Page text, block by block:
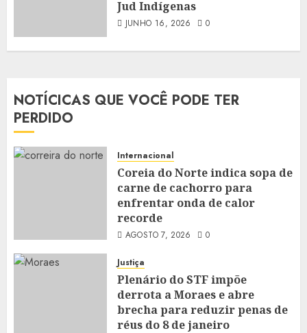
Jud Indígenas
JUNHO 16, 2026 0
NOTÍCICAS QUE VOCÊ PODE TER
PERDIDO
Internacional
Coreia do Norte indica sopa de
carne de cachorro para
enfrentar onda de calor
recorde
AGOSTO 7, 2026 0
Justiça
Plenário do STF impõe
derrota a Moraes e abre
brecha para reduzir penas de
réus do 8 de janeiro